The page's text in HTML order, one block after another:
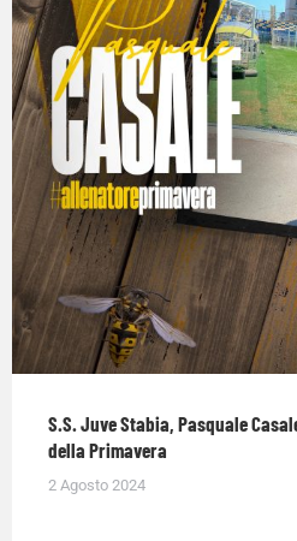
S.S. Juve Stabia, Pasquale
della Primavera
2 Agosto 2024